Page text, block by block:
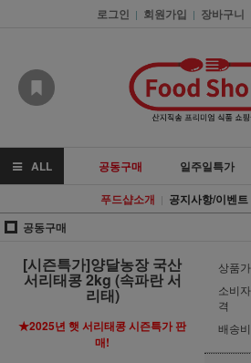
로그인 | 회원가입 | 장바구니
ALL 공동구매 일주일특가
푸드샵소개 | 공지사항/이벤트
공동구매
[시즌특가]양달농장 국산
서리태콩 2kg (속파란 서
리태)
★2025년 햇 서리태콩 시즌특가 판
매!
상품가
소비
격
배송비